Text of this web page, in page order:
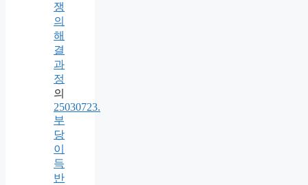
쟁
의
해
결
과
정
의
25030723.
부
당
이
득
반